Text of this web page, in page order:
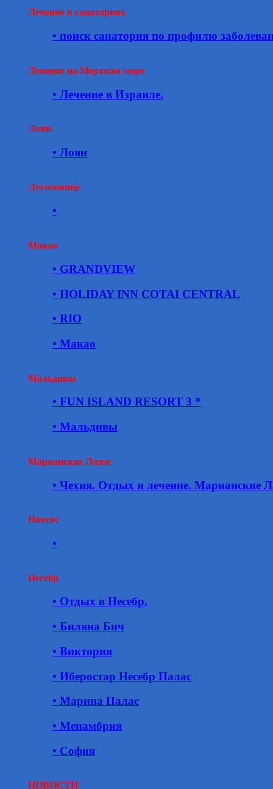
Лечение в санаториях
• поиск санатория по профилю
Лечение на Мертвом море
• Лечение в Израиле.
Лоян
• Лоян
Лугачовице
•
Макао
• GRANDVIEW
• HOLIDAY INN COTAI CENTRAL
• RIO
• Макао
Мальдивы
• FUN ISLAND RESORT 3 *
• Мальдивы
Марианские Лазне
• Чехия. Отдых и лечение. Марианские
Наксос
•
Несебр
• Отдых в Несебр.
• Биляна Бич
• Виктория
• Иберостар Несебр Палас
• Марина Палас
• Менамбрия
• София
НОВОСТИ